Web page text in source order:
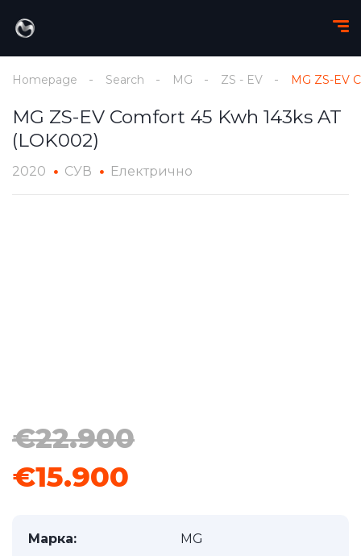
Homepage Search MG ZS - EV MG ZS-EV
MG ZS-EV Comfort 45 Kwh 143ks AT
(LOK002)
2020 СУВ Електрично
€22.900
€15.900
Марка:
MG